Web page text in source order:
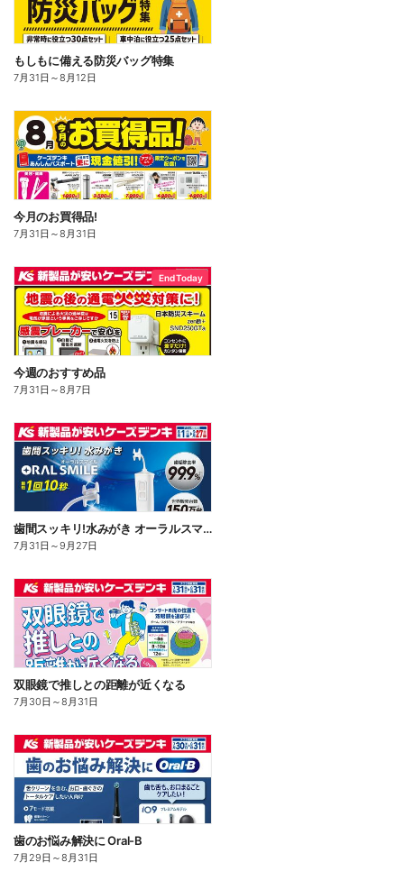
もしもに備える防災バッグ特集
7月31日 ～8月12日
今月のお買得品!
7月31日 ～8月31日
End Today
今週のおすすめ品
7月31日 ～8月7日
歯間スッキリ!水みがき オーラルスマイル
7月31日 ～9月27日
双眼鏡で推しとの距離が近くなる
7月30日 ～8月31日
歯のお悩み解決に Oral-B
7月29日 ～8月31日